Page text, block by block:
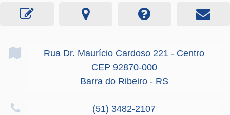
Rua Dr. Maurício Cardoso 221 - Centro
CEP 92870-000
Barra do Ribeiro - RS
(51) 3482-2107